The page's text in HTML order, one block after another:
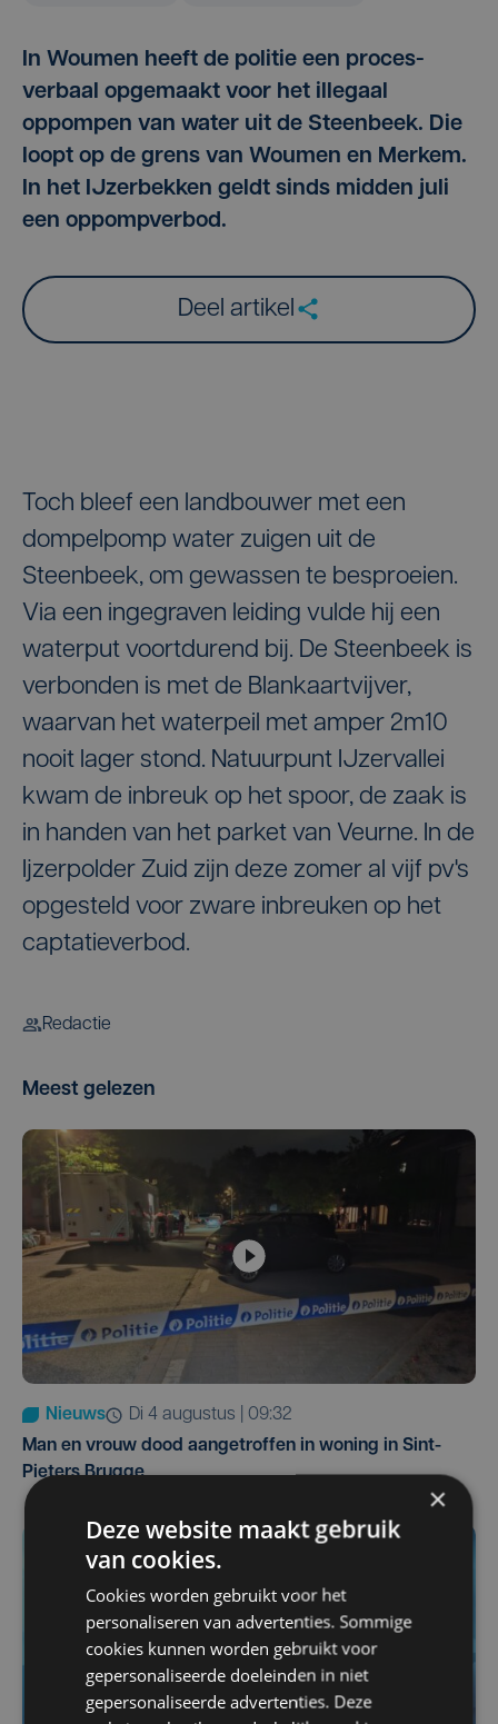
In Woumen heeft de politie een proces-
verbaal opgemaakt voor het illegaal
oppompen van water uit de Steenbeek. Die
loopt op de grens van Woumen en Merkem.
In het IJzerbekken geldt sinds midden juli
een oppompverbod.
Deel artikel
Toch bleef een landbouwer met een
dompelpomp water zuigen uit de
Steenbeek, om gewassen te besproeien.
Via een ingegraven leiding vulde hij een
waterput voortdurend bij. De Steenbeek is
verbonden is met de Blankaartvijver,
waarvan het waterpeil met amper 2m10
nooit lager stond. Natuurpunt IJzervallei
kwam de inbreuk op het spoor, de zaak is
in handen van het parket van Veurne. In de
Ijzerpolder Zuid zijn deze zomer al vijf pv's
opgesteld voor zware inbreuken op het
captatieverbod.
Redactie
Meest gelezen
Nieuws
di 4 augustus | 09:32
Man en vrouw dood aangetroffen in woning in Sint-
Pieters Brugge
×
Deze website maakt gebruik
van cookies.
Cookies worden gebruikt voor het
personaliseren van advertenties. Sommige
cookies kunnen worden gebruikt voor
gepersonaliseerde doeleinden in niet
gepersonaliseerde advertenties. Deze